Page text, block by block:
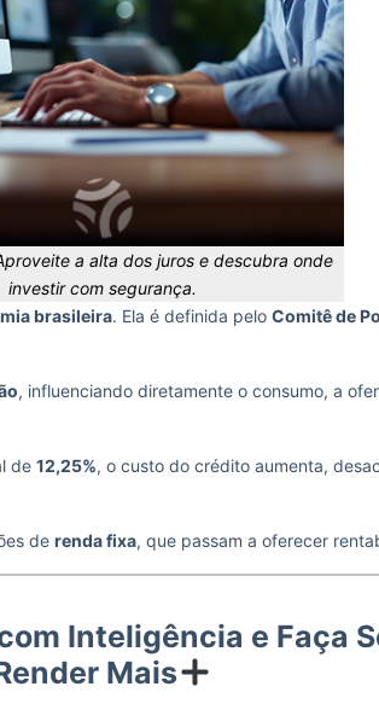
a alta dos juros e descubra onde
investir com segurança.
brasileira. Ela é definida pelo Comitê de
, influenciando diretamente o consumo, a
de 12,25%, o custo do crédito aumenta,
de renda fixa, que passam a oferecer
Inteligência e Faça
Mais